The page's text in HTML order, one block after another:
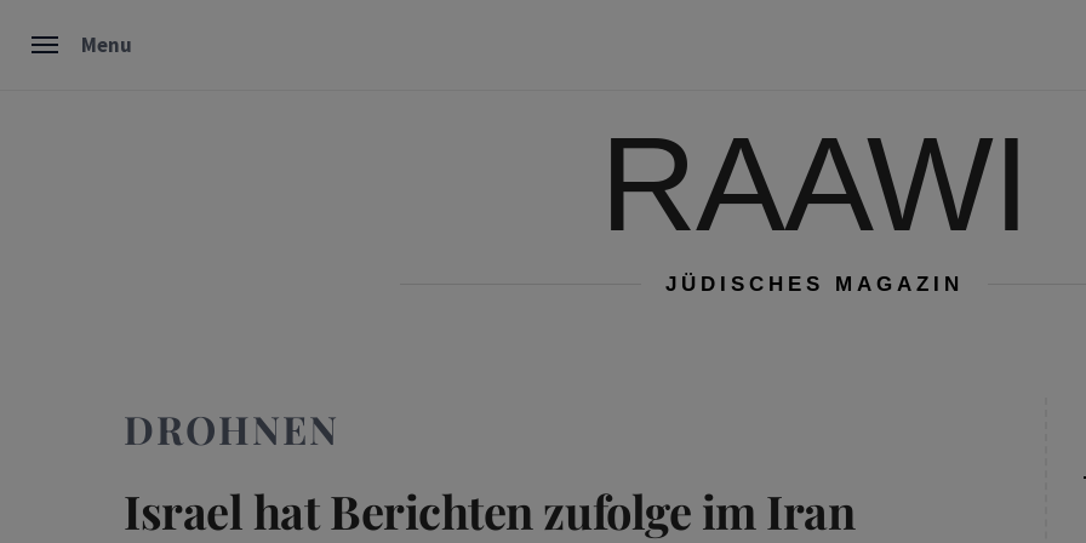
Menu
RAAWI
JÜDISCHES MAGAZIN
DROHNEN
Israel hat Berichten zufolge im Iran